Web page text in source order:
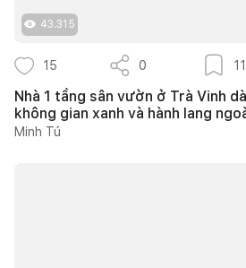
43.315
15 0 11
Nhà 1 tầng sân vườn ở Trà Vinh
không gian xanh và hành lang
Minh Tú